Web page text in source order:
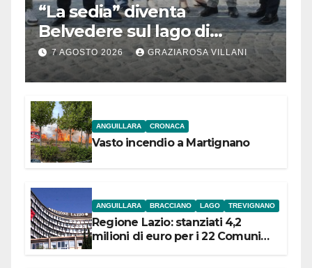
“La sedia” diventa
Belvedere sul lago di
Bracciano: ieri
l’inaugurazione
7 AGOSTO 2026 GRAZIAROSA VILLANI
ANGUILLARA CRONACA
Vasto incendio a Martignano
ANGUILLARA BRACCIANO LAGO TREVIGNANO
Regione Lazio: stanziati 4,2
milioni di euro per i 22 Comuni